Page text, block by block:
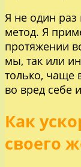
Я не один
метод. Я
протяжении
мы, так или
только, чаще
во вред себе
Как
своего